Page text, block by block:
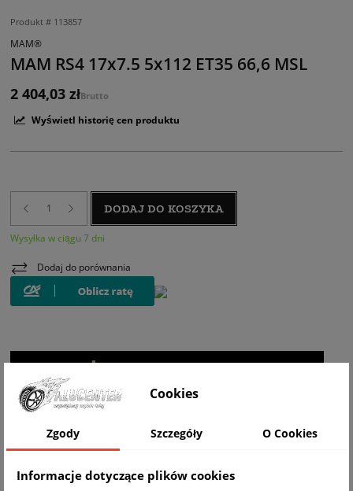
Produkt # 113857
MAM®
MAM RS4 17x7.5 5x112 ET35 66,6 MSL
2 404,03 złBrutto
Wyświetl historię cen produktu
DODAJ DO KOSZYKA
Wysyłka w ciągu 7 dni
Dodaj do porównania
Cookies
Zgody Szczegóły O Cookies
Informacje dotyczące plików cookies